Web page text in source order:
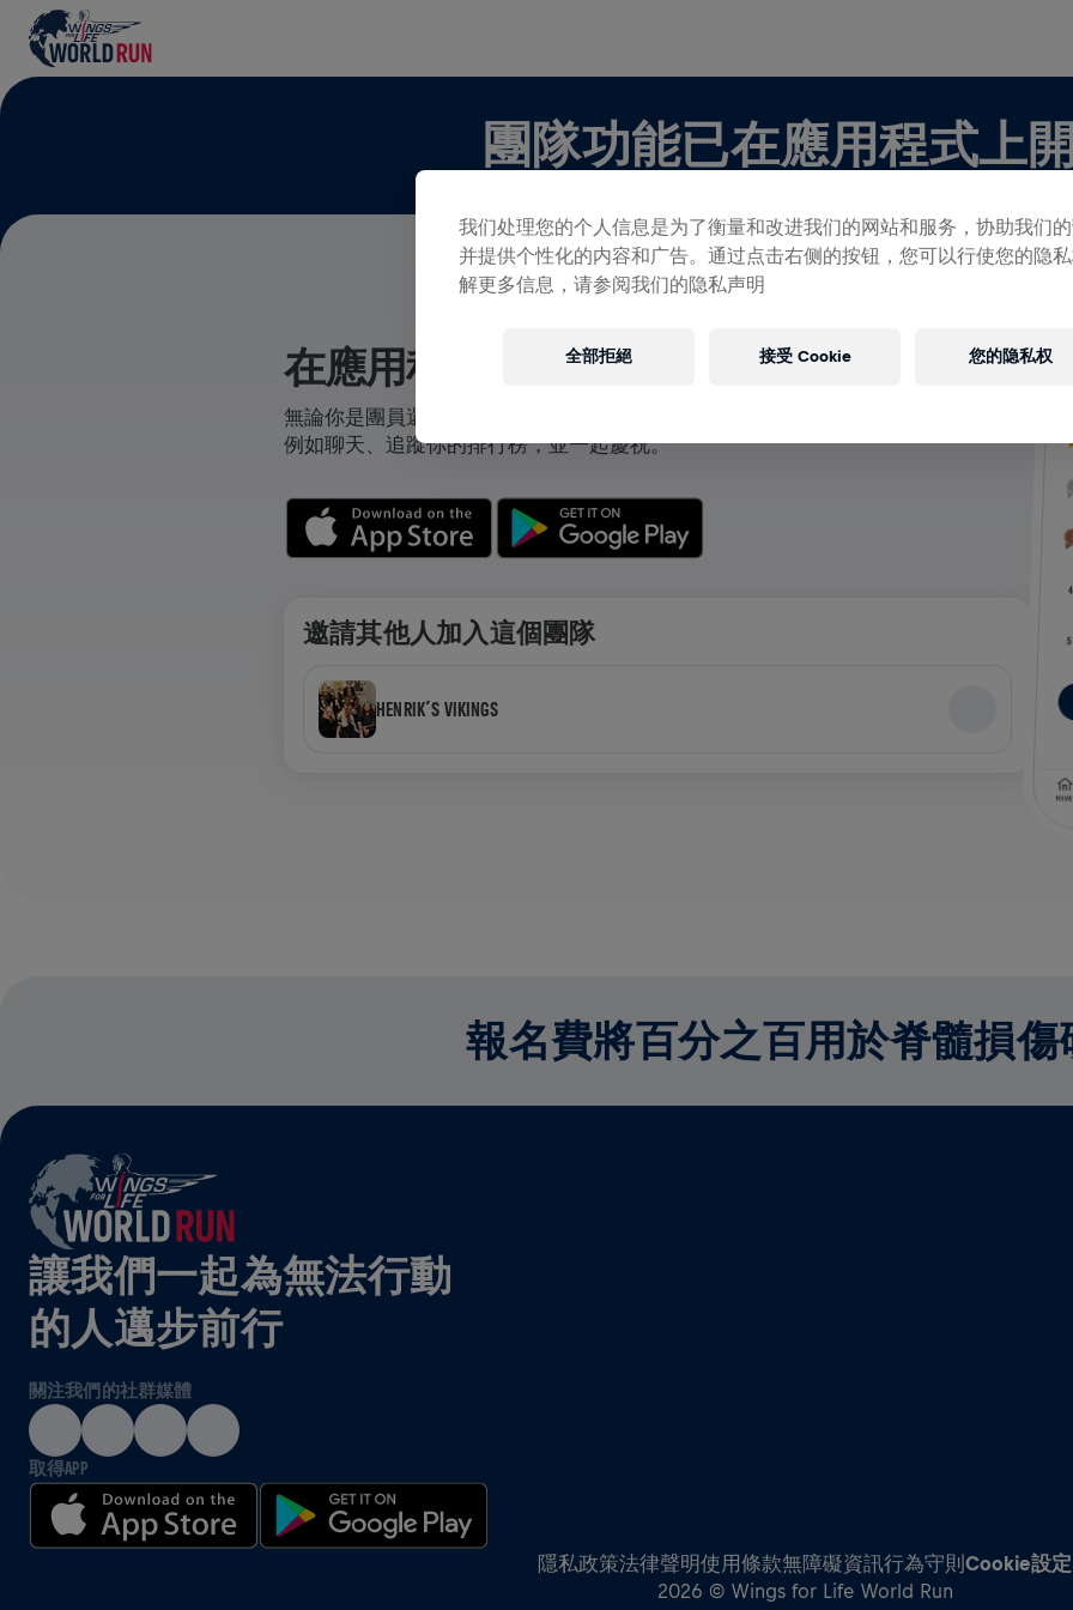
團隊功能已在應用程式上
在應用程式中查看團隊
無論你是團員還是自己創立團隊，都可以在應用程式中探索有關團隊的所有事物，
例如聊天、追蹤你的排行榜，並一起慶祝。
邀請其他人加入這個團隊
HENRIK´S VIKINGS
報名費將百分之百用於脊髓損傷
讓我們一起為無法行動
的人邁步前行
關注我們的社群媒體
取得APP
隱私政策法律聲明使用條款無障礙資訊行為守則 Cookie設定
2026 © Wings for Life World Run
我们处理您的个人信息是为了衡量和改进我们的网站和服务，协助我们
并提供个性化的内容和广告。通过点击右侧的按钮，您可以行使您的隐
解更多信息，请参阅我们的隐私声明
您的隐私权
全部拒絕 接受 Cookie